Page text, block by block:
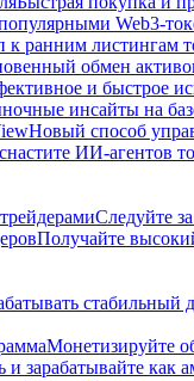
Web3-
к ранним листингам
обмен
и быстрое
инсайты на
Новый способ
ИИ-агентов
Следуйте
Получайте
стабильный
Монетизируйте
и зарабатывайте как